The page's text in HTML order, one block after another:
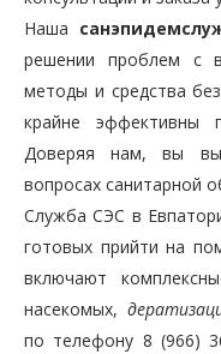
Наша
решении проблем с
методы и средства
крайне эффективны
Доверяя нам, вы
вопросах санитарной
Служба СЭС в
готовых прийти на
включают
насекомых,
по телефону 8 (966)